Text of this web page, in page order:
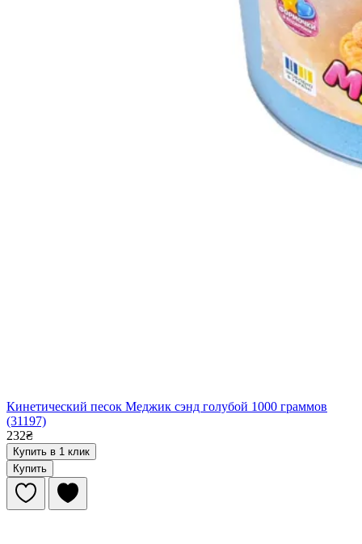
Кинетический песок Меджик сэнд голубой 1000 граммов
(31197)
232₴
Купить в 1 клик
Купить